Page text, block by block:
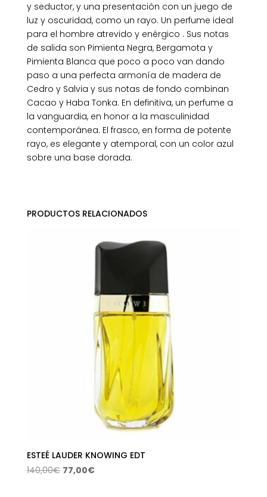
y seductor, y una presentación con un juego de
luz y oscuridad, como un rayo. Un perfume ideal
para el hombre atrevido y enérgico . Sus notas
de salida son Pimienta Negra, Bergamota y
Pimienta Blanca que poco a poco van dando
paso a una perfecta armonía de madera de
Cedro y Salvia y sus notas de fondo combinan
Cacao y Haba Tonka. En definitiva, un perfume a
la vanguardia, en honor a la masculinidad
contemporánea. El frasco, en forma de potente
rayo, es elegante y atemporal, con un color azul
sobre una base dorada.
PRODUCTOS RELACIONADOS
ESTEÉ LAUDER KNOWING EDT
140,00€ El
77,00€El